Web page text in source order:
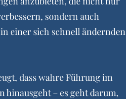
sondern auch
einer sich schnell ändernden
dass wahre Führung im
hinausgeht – es geht darum,